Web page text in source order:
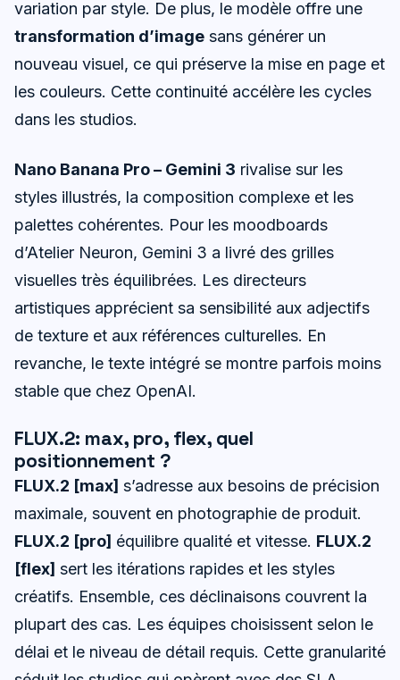
variation par style. De plus, le modèle offre une
transformation d’image sans générer un
nouveau visuel, ce qui préserve la mise en page et
les couleurs. Cette continuité accélère les cycles
dans les studios.
Nano Banana Pro – Gemini 3 rivalise sur les
styles illustrés, la composition complexe et les
palettes cohérentes. Pour les moodboards
d’Atelier Neuron, Gemini 3 a livré des grilles
visuelles très équilibrées. Les directeurs
artistiques apprécient sa sensibilité aux adjectifs
de texture et aux références culturelles. En
revanche, le texte intégré se montre parfois moins
stable que chez OpenAI.
FLUX.2: max, pro, flex, quel
positionnement ?
FLUX.2 [max] s’adresse aux besoins de précision
maximale, souvent en photographie de produit.
FLUX.2 [pro] équilibre qualité et vitesse. FLUX.2
[flex] sert les itérations rapides et les styles
créatifs. Ensemble, ces déclinaisons couvrent la
plupart des cas. Les équipes choisissent selon le
délai et le niveau de détail requis. Cette granularité